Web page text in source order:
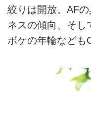
絞りは開放。AF
ネスの傾向、そし
ボケの年輪なども